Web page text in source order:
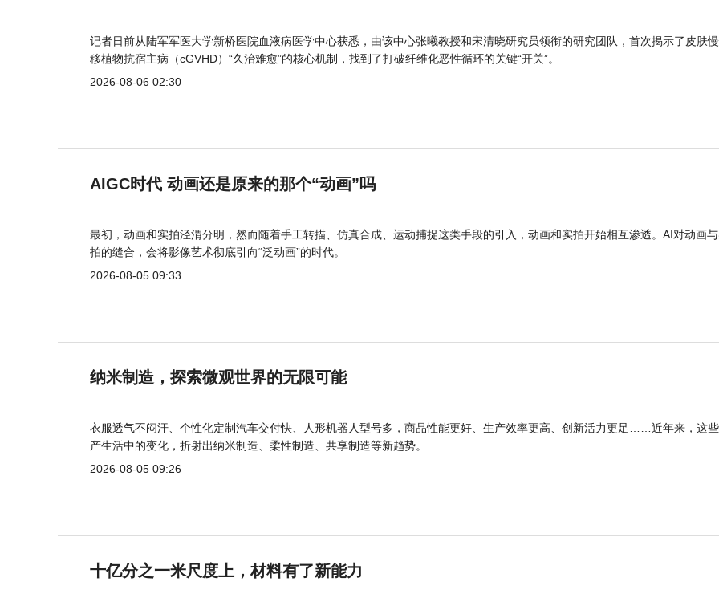
记者日前从陆军军医大学新桥医院血液病医学中心获悉，由该中心张曦教授和宋清晓研究员领衔的研究团队，首次揭示了皮肤
移植物抗宿主病（cGVHD）“久治难愈”的核心机制，找到了打破纤维化恶性循环的关键“开关”。
2026-08-06 02:30
AIGC时代 动画还是原来的那个“动画”吗
最初，动画和实拍泾渭分明，然而随着手工转描、仿真合成、运动捕捉这类手段的引入，动画和实拍开始相互渗透。AI对动画
拍的缝合，会将影像艺术彻底引向“泛动画”的时代。
2026-08-05 09:33
纳米制造，探索微观世界的无限可能
衣服透气不闷汗、个性化定制汽车交付快、人形机器人型号多，商品性能更好、生产效率更高、创新活力更足……近年来，这
产生活中的变化，折射出纳米制造、柔性制造、共享制造等新趋势。
2026-08-05 09:26
十亿分之一米尺度上，材料有了新能力